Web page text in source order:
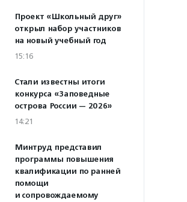
Проект «Школьный друг»
открыл набор участников
на новый учебный год
15:16
Стали известны итоги
конкурса «Заповедные
острова России — 2026»
14:21
Минтруд представил
программы повышения
квалификации по ранней
помощи
и сопровождаемому